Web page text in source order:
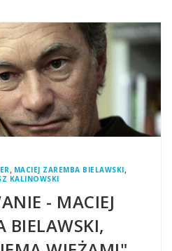
, MACIEJ ZAREMBA BIELAWSKI,
KALINOWSKI
- MACIEJ
BIELAWSKI,